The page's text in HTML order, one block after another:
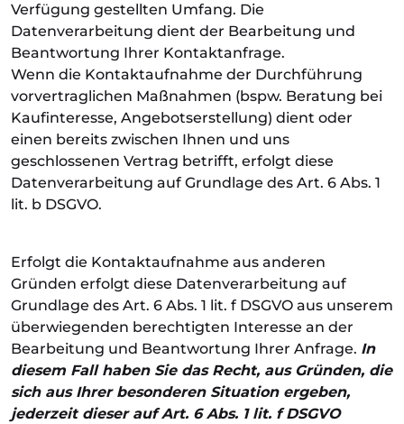
Verfügung gestellten Umfang. Die
Datenverarbeitung dient der Bearbeitung und
Beantwortung Ihrer Kontaktanfrage.
Wenn die Kontaktaufnahme der Durchführung
vorvertraglichen Maßnahmen (bspw. Beratung bei
Kaufinteresse, Angebotserstellung) dient oder
einen bereits zwischen Ihnen und uns
geschlossenen Vertrag betrifft, erfolgt diese
Datenverarbeitung auf Grundlage des Art. 6 Abs. 1
lit. b DSGVO.
Erfolgt die Kontaktaufnahme aus anderen
Gründen erfolgt diese Datenverarbeitung auf
Grundlage des Art. 6 Abs. 1 lit. f DSGVO aus unserem
überwiegenden berechtigten Interesse an der
Bearbeitung und Beantwortung Ihrer Anfrage. In
diesem Fall haben Sie das Recht, aus Gründen, die
sich aus Ihrer besonderen Situation ergeben,
jederzeit dieser auf Art. 6 Abs. 1 lit. f DSGVO